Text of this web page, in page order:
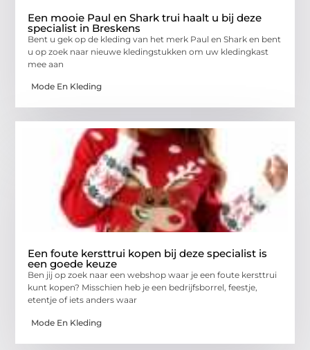
Een mooie Paul en Shark trui haalt u bij deze
specialist in Breskens
Bent u gek op de kleding van het merk Paul en Shark en bent
u op zoek naar nieuwe kledingstukken om uw kledingkast
mee aan
Mode En Kleding
Een foute kersttrui kopen bij deze specialist is
een goede keuze
Ben jij op zoek naar een webshop waar je een foute kersttrui
kunt kopen? Misschien heb je een bedrijfsborrel, feestje,
etentje of iets anders waar
Mode En Kleding